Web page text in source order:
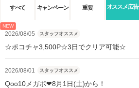
すべて キャンペーン 重要 オススメ広告
NEW
2026/08/05 スタッフオススメ
☆ポコチャ3,500P☆3日でクリア可能☆
2026/08/01 スタッフオススメ
Qoo10メガポ❤8月1日(土)から！